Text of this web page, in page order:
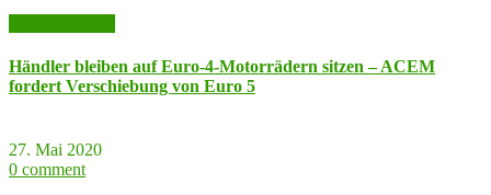
Händler bleiben auf Euro-4-Motorrädern sitzen – ACEM
fordert Verschiebung von Euro 5
27. Mai 2020
0 comment